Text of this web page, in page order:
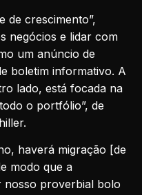
de crescimento”,
negócios e lidar com
um anúncio de
boletim informativo. A
lado, está focada na
o portfólio”, de
haverá migração [de
modo que a
nosso proverbial bolo